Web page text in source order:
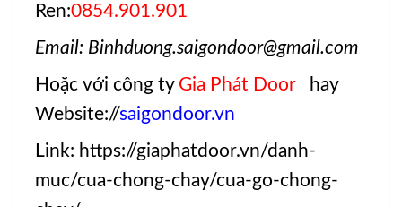
Ren:0854.901.901
Email: Binhduong.saigondoor@gmail.com
Hoặc với công ty Gia Phát Door hay
Website://saigondoor.vn
Link: https://giaphatdoor.vn/danh-
muc/cua-chong-chay/cua-go-chong-